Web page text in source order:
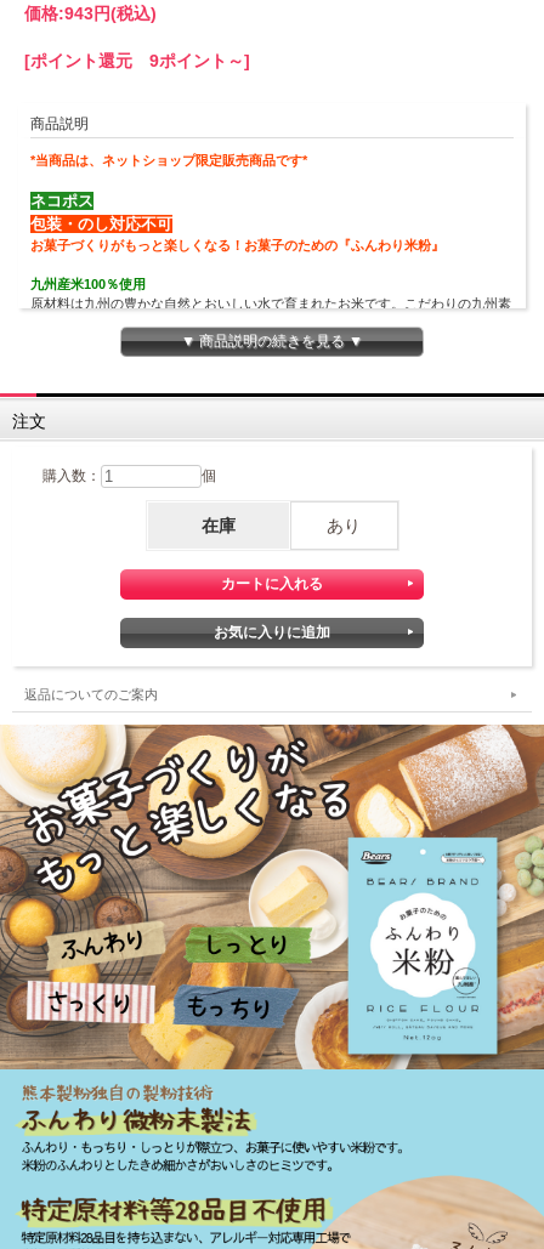
価格:943円(税込)
[ポイント還元 9ポイント～]
商品説明
*当商品は、ネットショップ限定販売商品です*
ネコポス
包装・のし対応不可
お菓子づくりがもっと楽しくなる！お菓子のための『ふんわり米粉』
九州産米100％使用
原材料は九州の豊かな自然とおいしい水で育まれたお米です。こだわりの九州素
熊本製粉独自の製粉時技術 "ふんわり微粉末製法”
きめ細かい米粉はふんわり。それがおいしさのヒミツです。
安心・安全へのこだわり
用）
アレルギーをお持ちの方もそうでない方も、みんなでお菓子作りを楽しめます。
「試してみるにはちょっと量が多い…」そんなお声から誕生した、120gのふんわ
※当ショップでは、当商品の単品での販売はございません。
▼ 商品説明の続きを見る ▼
注文
購入数： 個
在庫 あり
返品についてのご案内